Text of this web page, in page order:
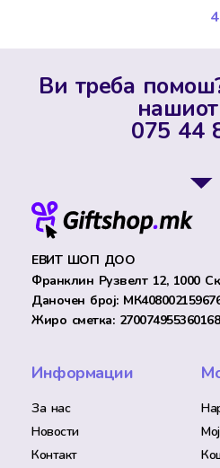
Ви треба
075 44
ЕВИТ ШОП ДОО
Франклин Рузвелт 12, 1000
Даночен број:
Жиро сметка: 270074955360168
Информации
За нас
Новости
Контакт